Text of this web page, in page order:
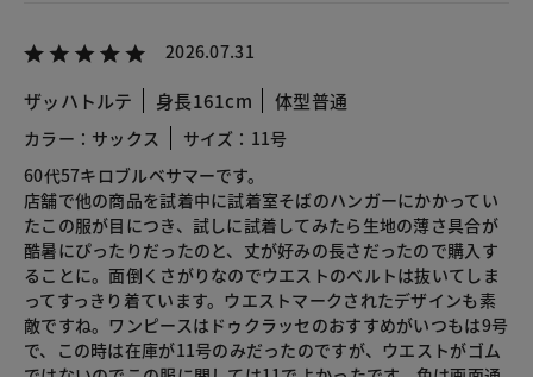
2026.07.31
ザッハトルテ 身長161cm 体型普通
カラー：サックス
サイズ：11号
60代57キロブルベサマーです。
店舗で他の商品を試着中に試着室そばのハンガーにかかってい
たこの服が目につき、試しに試着してみたら生地の薄さ具合が
酷暑にぴったりだったのと、丈が好みの長さだったので購入す
ることに。面倒くさがりなのでウエストのベルトは抜いてしま
ってすっきり着ています。ウエストマークされたデザインも素
敵ですね。ワンピースはドゥクラッセのおすすめがいつもは9号
で、この時は在庫が11号のみだったのですが、ウエストがゴム